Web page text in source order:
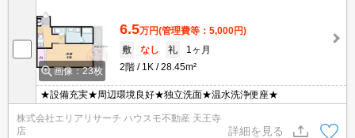
画像：23枚
6.5万円(管理費等：5,000円)
敷
なし 礼
1ヶ月
2階
1K 28.45m²
★設備充実★周辺環境良好★独立洗面★温水洗浄便座★
株式会社エリアリサーチ ハウスモ不動産 天王寺
店
詳細を見る